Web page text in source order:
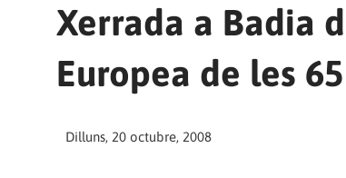
Xerrada a Badia
Europea de les
Dilluns, 20 octubre, 2008